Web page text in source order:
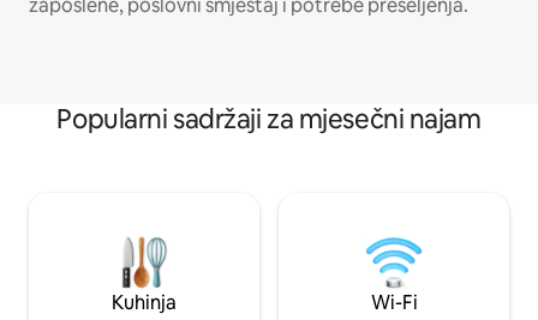
zaposlene, poslovni smještaj i potrebe preseljenja.
Popularni sadržaji za mjesečni najam
Kuhinja Wi-Fi